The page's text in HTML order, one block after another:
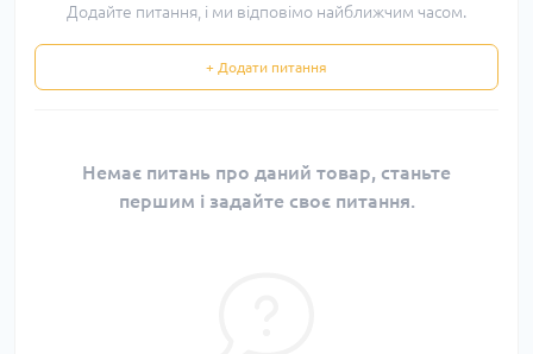
Додайте питання, і ми відповімо найближчим часом.
+ Додати питання
Немає питань про даний товар, станьте
першим і задайте своє питання.